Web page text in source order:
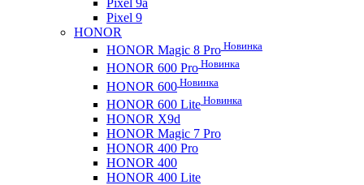
Pixel 9
HONOR
HONOR Magic 8 Pro Новинка
HONOR 600 Pro Новинка
HONOR 600 Новинка
HONOR 600 Lite Новинка
HONOR X9d
HONOR Magic 7 Pro
HONOR 400 Pro
HONOR 400
HONOR 400 Lite